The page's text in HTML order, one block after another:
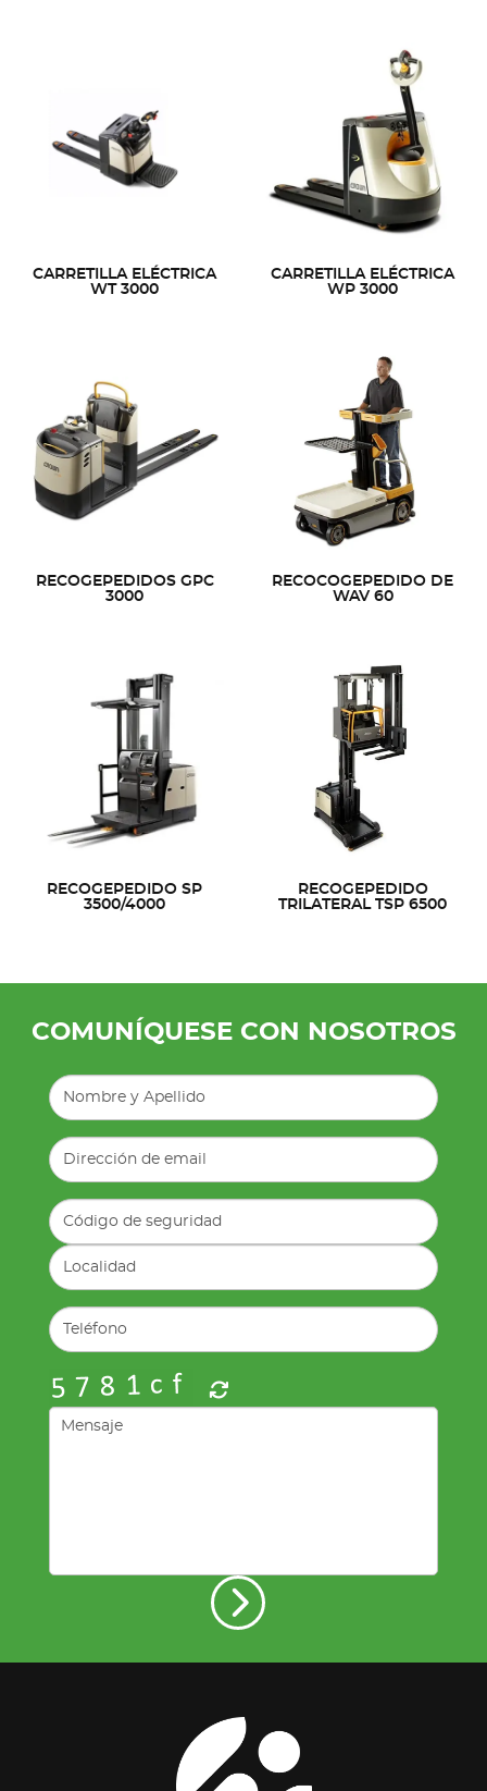
CARRETILLA ELÉCTRICA
WT 3000
CARRETILLA ELÉCTRICA
WP 3000
RECOGEPEDIDOS GPC
3000
RECOCOGEPEDIDO DE
WAV 60
RECOGEPEDIDO SP
3500/4000
RECOGEPEDIDO
TRILATERAL TSP 6500
COMUNÍQUESE CON NOSOTROS